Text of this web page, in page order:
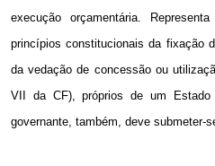
execução orçamentária.
princípios constitucionais da fixação
da vedação de concessão ou
VII da CF), próprios de um
governante, também, deve submeter-